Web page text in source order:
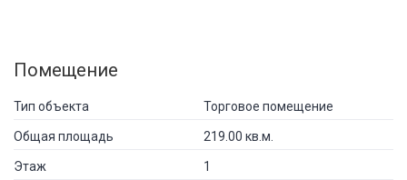
Помещение
Тип объекта Торговое помещение
Общая площадь 219.00 кв.м.
Этаж 1